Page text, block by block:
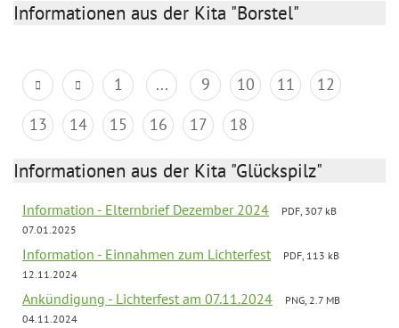
Informationen aus der Kita "Borstel"
1 ... 9 10 11
12
13
14 15 16 17 18
Informationen aus der Kita "Glückspilz"
Information - Elternbrief Dezember 2024
PDF, 307 kB
07.01.2025
Information - Einnahmen zum Lichterfest
PDF, 113 kB
12.11.2024
Ankündigung - Lichterfest am 07.11.2024
PNG, 2.7 MB
04.11.2024